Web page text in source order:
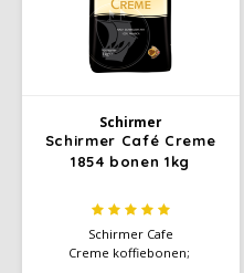
Schirmer
Schirmer Café Creme
1854 bonen 1kg
Schirmer Cafe
Creme koffiebonen;